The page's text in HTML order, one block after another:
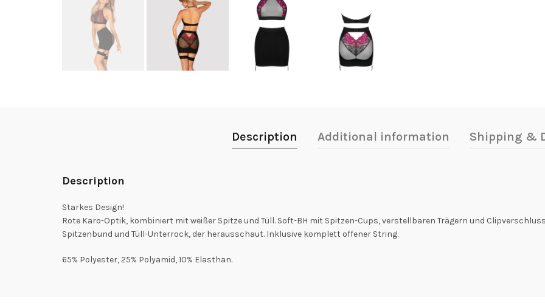
Description Additional information Shipping &
Description
Starkes Design!
Rote Karo-Optik, kombiniert mit weißer Spitze und Tüll. Soft-BH mit Spitzen-Cups, verstellbaren Trägern und
Spitzenbund und Tüll-Unterrock, der herausschaut. Inklusive komplett offener String.
65% Polyester, 25% Polyamid, 10% Elasthan.